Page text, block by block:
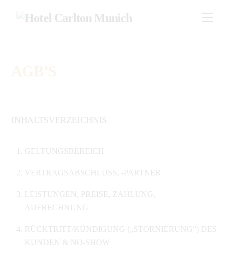
INHALTSVERZEICHNIS
GELTUNGSBEREICH
VERTRAGSABSCHLUSS, -PARTNER
LEISTUNGEN, PREISE, ZAHLUNG,
AUFRECHNUNG
RÜCKTRITT/KÜNDIGUNG („STORNIERUNG“) DES
KUNDEN & NO-SHOW